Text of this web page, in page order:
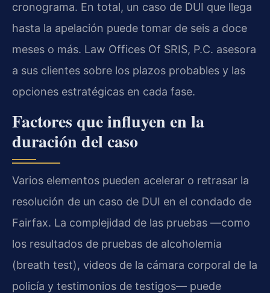
cronograma. En total, un caso de DUI que llega
hasta la apelación puede tomar de seis a doce
meses o más. Law Offices Of SRIS, P.C. asesora
a sus clientes sobre los plazos probables y las
opciones estratégicas en cada fase.
Factores que influyen en la
duración del caso
Varios elementos pueden acelerar o retrasar la
resolución de un caso de DUI en el condado de
Fairfax. La complejidad de las pruebas —como
los resultados de pruebas de alcoholemia
(breath test), videos de la cámara corporal de la
policía y testimonios de testigos— puede